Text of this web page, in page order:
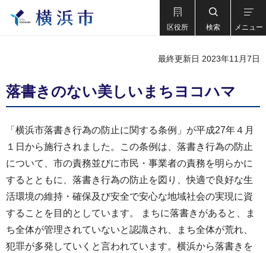
区役所 検索 メニュー
最終更新日 2023年11月7日
落書きのない美しいまちヨコハマ
「横浜市落書き行為の防止に関する条例」が平成27年４月
１日から施行されました。この条例は、落書き行為の防止
について、市の責務並びに市民・事業者の責務を明らかに
するとともに、落書き行為の防止を図り、快適で良好な生
活環境の維持・確保及び安全で安心な地域社会の実現に資
することを目的としています。 まちに落書きがあると、ま
ち全体が管理されていないと認識され、まち全体が荒れ、
犯罪が多発していくと言われています。横浜から落書きを